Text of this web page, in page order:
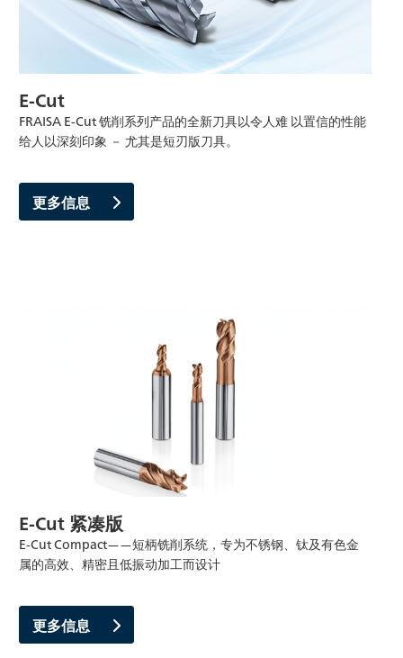
E-Cut
FRAISA E-Cut 铣削系列产品的全新刀具以令人难 以置信的性能
给人以深刻印象 － 尤其是短刃版刀具。
更多信息
E-Cut 紧凑版
E-Cut Compact——短柄铣削系统，专为不锈钢、钛及有色金
属的高效、精密且低振动加工而设计
更多信息